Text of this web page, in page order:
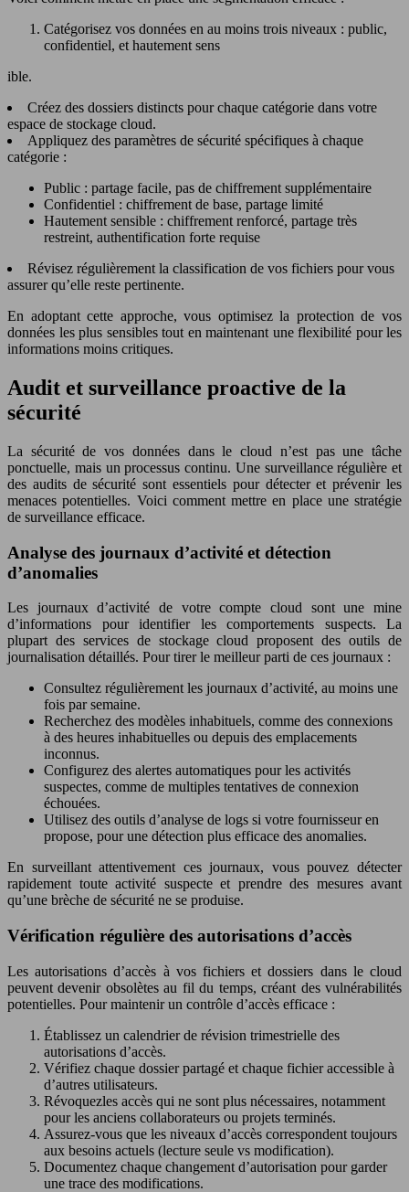
Catégorisez vos données en au moins trois niveaux : public,
confidentiel, et hautement sens
ible.
Créez des dossiers distincts pour chaque catégorie dans votre
espace de stockage cloud.
Appliquez des paramètres de sécurité spécifiques à chaque
catégorie :
Public : partage facile, pas de chiffrement supplémentaire
Confidentiel : chiffrement de base, partage limité
Hautement sensible : chiffrement renforcé, partage très
restreint, authentification forte requise
Révisez régulièrement la classification de vos fichiers pour vous
assurer qu’elle reste pertinente.
En adoptant cette approche, vous optimisez la protection de vos
données les plus sensibles tout en maintenant une flexibilité pour les
informations moins critiques.
Audit et surveillance proactive de la
sécurité
La sécurité de vos données dans le cloud n’est pas une tâche
ponctuelle, mais un processus continu. Une surveillance régulière et
des audits de sécurité sont essentiels pour détecter et prévenir les
menaces potentielles. Voici comment mettre en place une stratégie
de surveillance efficace.
Analyse des journaux d’activité et détection
d’anomalies
Les journaux d’activité de votre compte cloud sont une mine
d’informations pour identifier les comportements suspects. La
plupart des services de stockage cloud proposent des outils de
journalisation détaillés. Pour tirer le meilleur parti de ces journaux :
Consultez régulièrement les journaux d’activité, au moins une
fois par semaine.
Recherchez des modèles inhabituels, comme des connexions
à des heures inhabituelles ou depuis des emplacements
inconnus.
Configurez des alertes automatiques pour les activités
suspectes, comme de multiples tentatives de connexion
échouées.
Utilisez des outils d’analyse de logs si votre fournisseur en
propose, pour une détection plus efficace des anomalies.
En surveillant attentivement ces journaux, vous pouvez détecter
rapidement toute activité suspecte et prendre des mesures avant
qu’une brèche de sécurité ne se produise.
Vérification régulière des autorisations d’accès
Les autorisations d’accès à vos fichiers et dossiers dans le cloud
peuvent devenir obsolètes au fil du temps, créant des vulnérabilités
potentielles. Pour maintenir un contrôle d’accès efficace :
Établissez un calendrier de révision trimestrielle des
autorisations d’accès.
Vérifiez chaque dossier partagé et chaque fichier accessible à
d’autres utilisateurs.
Révoquezles accès qui ne sont plus nécessaires, notamment
pour les anciens collaborateurs ou projets terminés.
Assurez-vous que les niveaux d’accès correspondent toujours
aux besoins actuels (lecture seule vs modification).
Documentez chaque changement d’autorisation pour garder
une trace des modifications.